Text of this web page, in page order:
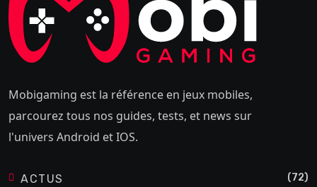
Mobigaming est la référence en jeux mobiles,
parcourez tous nos guides, tests, et news sur
l'univers Android et IOS.
ACTUS (72)